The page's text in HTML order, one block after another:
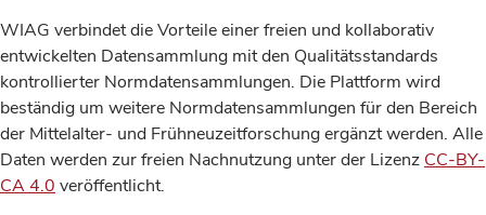
WIAG verbindet die Vorteile einer freien und kollaborativ
entwickelten Datensammlung mit den Qualitätsstandards
kontrollierter Normdatensammlungen. Die Plattform wird
beständig um weitere Normdatensammlungen für den Bereich
der Mittelalter- und Frühneuzeitforschung ergänzt werden. Alle
Daten werden zur freien Nachnutzung unter der Lizenz CC-BY-
CA 4.0 veröffentlicht.